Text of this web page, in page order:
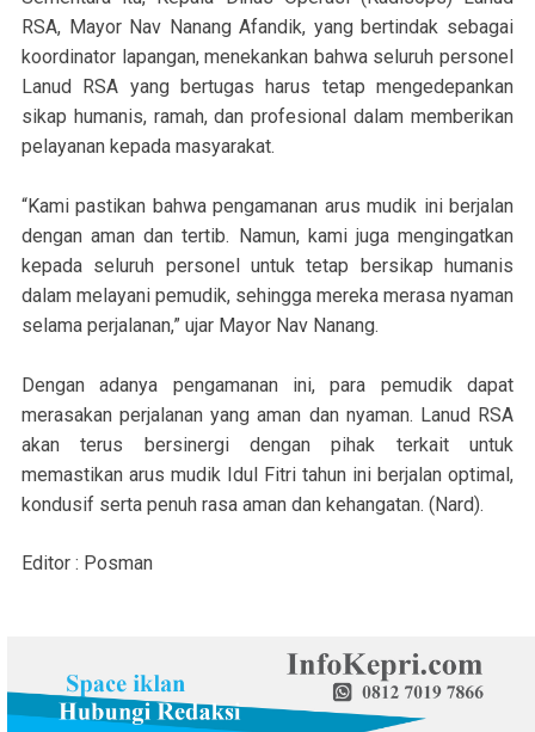
RSA, Mayor Nav Nanang Afandik, yang bertindak sebagai
koordinator lapangan, menekankan bahwa seluruh personel
Lanud RSA yang bertugas harus tetap mengedepankan
sikap humanis, ramah, dan profesional dalam memberikan
pelayanan kepada masyarakat.
“Kami pastikan bahwa pengamanan arus mudik ini berjalan
dengan aman dan tertib. Namun, kami juga mengingatkan
kepada seluruh personel untuk tetap bersikap humanis
dalam melayani pemudik, sehingga mereka merasa nyaman
selama perjalanan,” ujar Mayor Nav Nanang.
Dengan adanya pengamanan ini, para pemudik dapat
merasakan perjalanan yang aman dan nyaman. Lanud RSA
akan terus bersinergi dengan pihak terkait untuk
memastikan arus mudik Idul Fitri tahun ini berjalan optimal,
kondusif serta penuh rasa aman dan kehangatan. (Nard).
Editor : Posman